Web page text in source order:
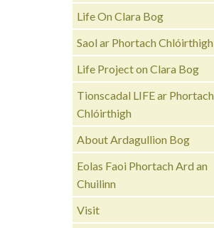
Life On Clara Bog
Saol ar Phortach Chlóirthigh
Life Project on Clara Bog
Tionscadal LIFE ar Phortach
Chlóirthigh
About Ardagullion Bog
Eolas Faoi Phortach Ard an
Chuilinn
Visit